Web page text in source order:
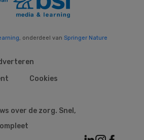
, onderdeel van Springer Nature
Cookies
over de zorg. Snel,